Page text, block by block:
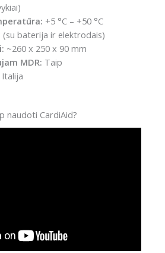
+5 °C – +50 °C
(su baterija ir elektrodais)
~260 x 250 x 90 mm
MDR: Taip
Italija
naudoti CardiAid?